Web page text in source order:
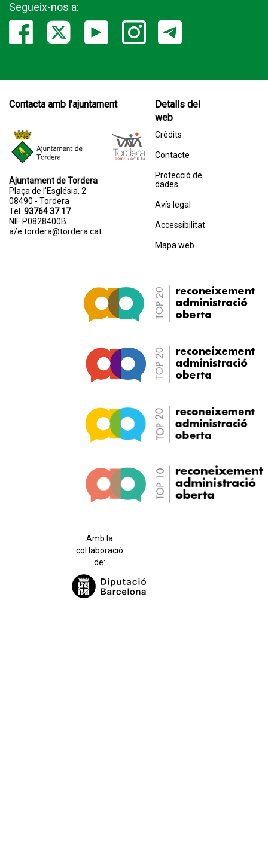
Segueix-nos a:
Contacta amb l'ajuntament
Ajuntament de Tordera
Plaça de l'Església, 2
08490 - Tordera
Tel. 93764 37 17
NIF P0828400B
a/e tordera@tordera.cat
Detalls del
web
Crèdits
Contacte
Protecció de
dades
Avís legal
Accessibilitat
Mapa web
Amb la
col·laboració
de: